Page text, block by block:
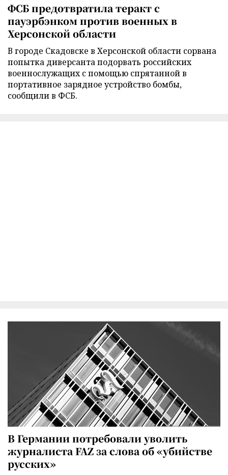
ФСБ предотвратила теракт с
пауэрбэнком против военных в
Херсонской области
В городе Скадовске в Херсонской области сорвана
попытка диверсанта подорвать российских
военнослужащих с помощью спрятанной в
портативное зарядное устройство бомбы,
сообщили в ФСБ.
В Германии потребовали уволить
журналиста FAZ за слова об «убийстве
русских»